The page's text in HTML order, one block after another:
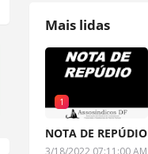
Mais lidas
1
NOTA DE REPÚDIO
3/18/2022 07:11:00 AM